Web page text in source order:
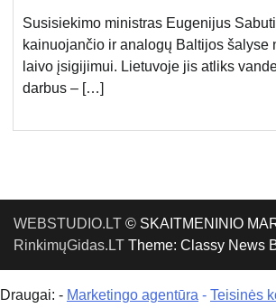
Susisiekimo ministras Eugenijus
kainuojančio ir analogų Baltijos šalyse
laivo įsigijimui. Lietuvoje jis atliks
darbus – […]
WEBSTUDIO.LT © SKAITMENINIO
RinkimųGidas.LT Theme: Classy News
Draugai: - Marketingo agentūra - Teisinės